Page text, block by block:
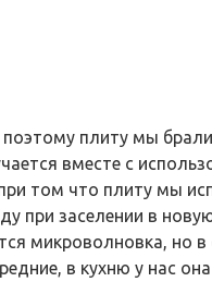
поэтому плиту мы
вместе с
том что плиту мы
при заселении в
микроволновка, но
в кухню у нас